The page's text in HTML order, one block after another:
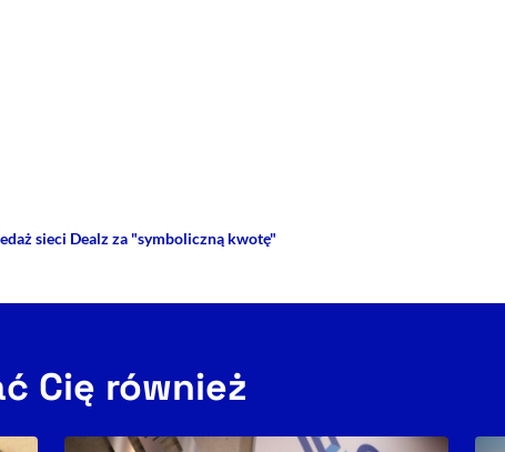
przez e-mail
sieci Dealz za "symboliczną kwotę"
Cię również